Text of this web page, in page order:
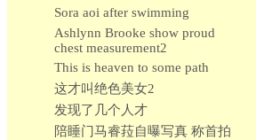
Sora aoi after swimming
Ashlynn Brooke show proud
chest measurement2
This is heaven to some path
这才叫绝色美女2
发现了几个人才
陪睡门马睿菈自曝写真 称首拍